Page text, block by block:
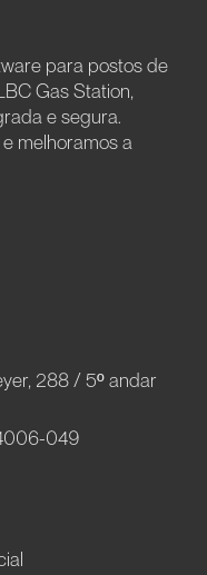
para postos de
Gas Station,
e segura.
melhoramos a
288 / 5º andar
049